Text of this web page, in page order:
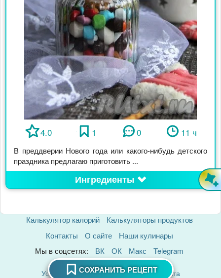
4.0 1 0 11 ч
В преддверии Нового года или какого-нибудь детского
праздника предлагаю приготовить ...
Ингредиенты
Калькулятор калорий
Калькуляторы продуктов
Контакты
О сайте
Наши кулинары
Мы в соцсетях:
ВК ОК Макс Telegram
Политика Конфиденциальности
Условия использования материалов сайта
СОХРАНИТЬ РЕЦЕПТ